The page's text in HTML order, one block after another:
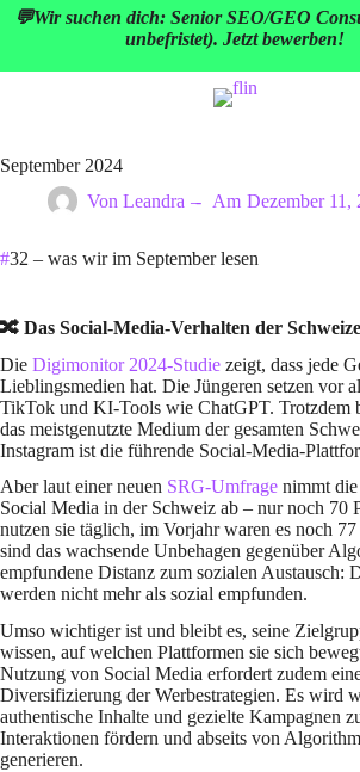
Zum
Inhalt
💬Wir suchen dich: Senior SEO/GEO
unbefristet). Jetzt bewerben!
September 2024
Von Leandra Am Dezember 11,
#32 – was wir im September lesen
🔀 Das Social-Media-Verhalten der
Die Digimonitor 2024-Studie zeigt, dass jede
Lieblingsmedien hat. Die Jüngeren setzen vor
TikTok und KI-Tools wie ChatGPT. Trotzdem
das meistgenutzte Medium der gesamten
Instagram ist die führende Social-Media-
Aber laut einer neuen SRG-Umfrage nimmt
Social Media in der Schweiz ab – nur noch 70
nutzen sie täglich, im Vorjahr waren es noch
sind das wachsende Unbehagen gegenüber
empfundene Distanz zum sozialen Austausch:
werden nicht mehr als sozial empfunden.
Umso wichtiger ist und bleibt es, seine
wissen, auf welchen Plattformen sie sich
Nutzung von Social Media erfordert zudem
Diversifizierung der Werbestrategien. Es wird
authentische Inhalte und gezielte Kampagnen
Interaktionen fördern und abseits von
generieren.